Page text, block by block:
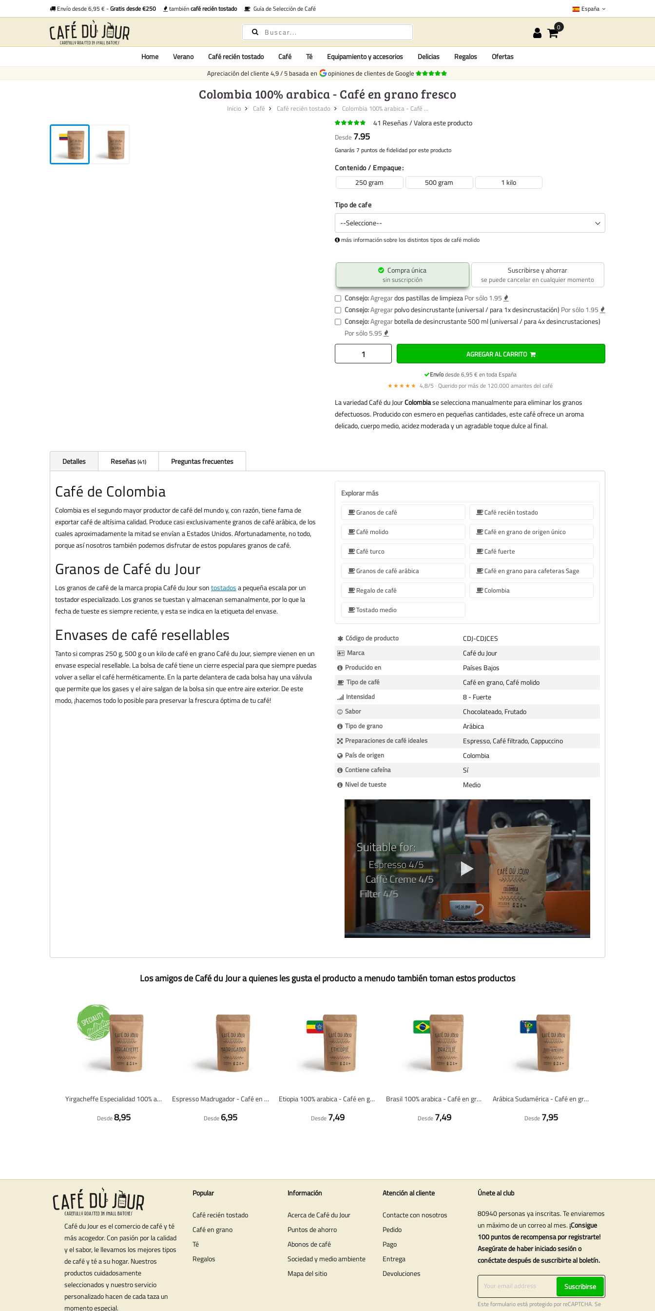
Envío desde 6,95 € -Gratis desde €250 tambiéncafé recién tostado Guía de Selección de Café España
Home Verano Café recién tostado Café Té Equipamiento y accesorios Delicias Regalos Ofertas
Apreciación del cliente 4,9/5 basada en opiniones de clientes de Google
Colombia 100% arabica - Café en grano fresco
Inicio Café Café recién tostado Colombia 100% arabica - Café ...
41 Reseñas Valora este producto
Desde 7.95
Ganarás 7 puntos de fidelidad por este producto
Contenido / Empaque
250 gram
500 gram 1 kilo
Tipo de cafe
más información sobre los distintos tipos de café molido
Compra única
sin suscripción
Suscribirse y ahorrar
se puede cancelar en cualquier momento
Consejo:Agregardos pastillas de limpiezaPor sólo 1.95
Consejo:Agregarpolvo desincrustante (universal / para 1x desincrustación) Por sólo 1.95
Consejo:Agregarbotella de desincrustante 500 ml (universal / para 4x desincrustaciones)
Por sólo 5.95
AGREGAR AL CARRITO
Envíodesde 6,95 € en toda España
★★★★★ 4,8/5 · Querido por más de 120.000 amantes del café
La variedad Café du JourColombiase selecciona manualmente para eliminar los granos
defectuosos. Producido con esmero en pequeñas cantidades, este café ofrece un aroma
delicado, cuerpo medio, acidez moderada y un agradable toque dulce al final.
Detalles Reseñas 41 Preguntas frecuentes
Café de Colombia
Colombia es el segundo mayor productor de café del mundo y, con razón, tiene fama de
exportar café de altísima calidad. Produce casi exclusivamente granos de café arábica, de los
cuales aproximadamente la mitad se envían a Estados Unidos. Afortunadamente, no todo,
porque así nosotros también podemos disfrutar de estos populares granos de café.
Granos de Café du Jour
Los granos de café de la marca propia Café du Jour sontostadosa pequeña escala por un
tostador especializado. Los granos se tuestan y almacenan semanalmente, por lo que la
fecha de tueste es siempre reciente, y esta se indica en la etiqueta del envase.
Envases de café resellables
Tanto si compras 250 g, 500 g o un kilo de café en grano Café du Jour, siempre vienen en un
envase especial resellable. La bolsa de café tiene un cierre especial para que siempre puedas
volver a sellar el café herméticamente. En la parte delantera de cada bolsa hay una válvula
que permite que los gases y el aire salgan de la bolsa sin que entre aire exterior. De este
modo, ¡hacemos todo lo posible para preservar la frescura óptima de tu café!
Explorar más
Granos de café
Café recién tostado
Café molido
Café en grano de origen único
Café turco
Café fuerte
Granos de café arábica
Café en grano para cafeteras Sage
Regalo de café
Colombia
Tostado medio
Más
Información
Código de producto CDJ-CDJCES
Marca Café du Jour
Producido en Países Bajos
Tipo de café Café en grano, Café molido
Intensidad 8 - Fuerte
Sabor Chocolateado, Frutado
Tipo de grano Arábica
Preparaciones de café ideales Espresso, Café filtrado, Cappuccino
País de origen Colombia
Contiene cafeína Sí
Nivel de tueste Medio
Los amigos de Café du Jour a quienes les gusta el producto a menudo también toman estos productos
Yirgacheffe Especialidad 100% arabica - Café en grano fresco
Desde8,95
Espresso Madrugador - Café en grano fresco
Desde 6,95
Etiopia 100% arabica - Café en grano fresco
Desde 7,49
Brasil 100% arabica - Café en grano fresco
Desde 7,49
Arábica Sudamérica - Café en grano fresco
Desde 7,95
Café du Jour es el comercio de café y té
más acogedor. Con pasión por la calidad
y el sabor, le llevamos los mejores tipos
de café y té a su hogar. Nuestros
productos cuidadosamente
seleccionados y nuestro servicio
personalizado hacen de cada taza un
momento especial.
Popular
Café recién tostado
Café en grano
Té
Regalos
Información
Acerca de Café du Jour
Puntos de ahorro
Abonos de café
Sociedad y medio ambiente
Mapa del sitio
Atención al cliente
Contacte con nosotros
Pedido
Pago
Entrega
Devoluciones
Únete al club
80940 personas ya inscritas. Te enviaremos
un máximo de un correo al mes. ¡Consigue
100 puntos de recompensa por registrarte!
Asegúrate de haber iniciado sesión o
conéctate después de suscribirte al boletín.
Suscribirse
Este formulario está protegido por reCAPTCHA. Se